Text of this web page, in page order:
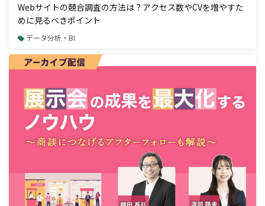
Webサイトの競合調査の方法は？アクセス数やCVを増やすた
めに見るべきポイント
データ分析・BI